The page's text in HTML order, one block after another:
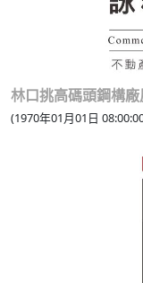
林口挑高碼頭鋼構廠
(1970年01月01日